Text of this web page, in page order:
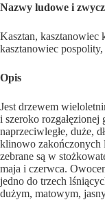
Nazwy ludowe i
Kasztan, kasztanowiec
kasztanowiec
Opis
Jest drzewem
i szeroko rozgałęzionej
naprzeciwległe, duże,
klinowo zakończonych
zebrane są w
maja i czerwca.
jedno do trzech
dużym, matowym,